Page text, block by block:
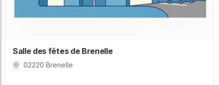
Salle des fêtes de Brenelle
02220 Brenelle